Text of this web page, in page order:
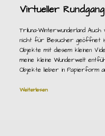
Virtueller Rundgang
Triluna-Winterwunderland
nicht für Besucher geöffnet
Objekte mit diesem kleinen
meine kleine Wunderwelt
Objekte lieber in Papierform
Weiterlesen